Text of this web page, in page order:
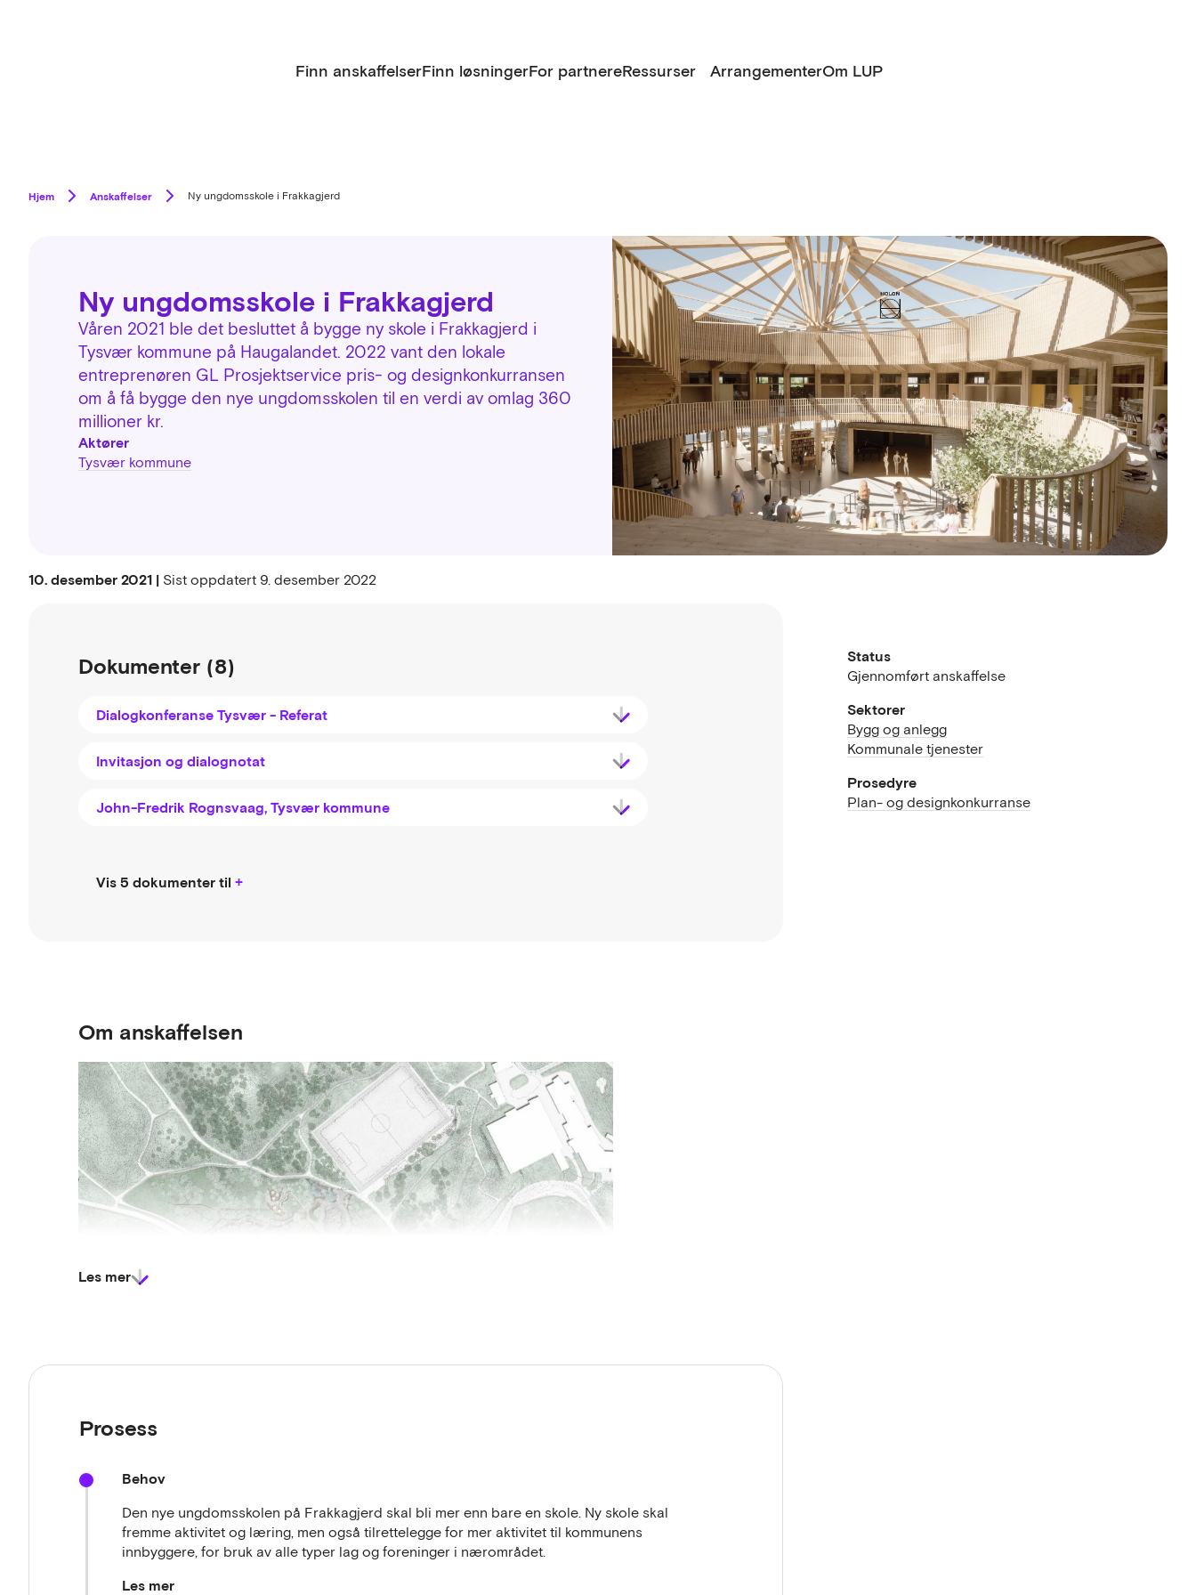
Finn anskaffelserFinn løsningerFor partnereRessurser ArrangementerOm LUP
Hjem Anskaffelser Ny ungdomsskole i Frakkagjerd
Ny ungdomsskole i Frakkagjerd
Våren 2021 ble det besluttet å bygge ny skole i Frakkagjerd i
Tysvær kommune på Haugalandet. 2022 vant den lokale
entreprenøren GL Prosjektservice pris- og designkonkurransen
om å få bygge den nye ungdomsskolen til en verdi av omlag 360
millioner kr.
Aktører
Tysvær kommune
10. desember 2021 | Sist oppdatert 9. desember 2022
Status
Gjennomført anskaffelse
Sektorer
Bygg og anlegg
Kommunale tjenester
Prosedyre
Plan- og designkonkurranse
Dokumenter (8)
Dialogkonferanse Tysvær - Referat
Invitasjon og dialognotat
John-Fredrik Rognsvaag, Tysvær kommune
Vis 5 dokumenter til
Om anskaffelsen
I Tysvær kommuines økonomiplan 2022-2025 er det avsatt 360 millioner til bygging av
ny skole i Frakkagjerd.
Anskaffelsen gjennomføres som en innovativ, offentlig anskaffelse der det legges opp til
dialog og samspill med leverandører og fagmiljø i forkant av konkurransen.
Les mer
Prosess
Behov
Den nye ungdomsskolen på Frakkagjerd skal bli mer enn bare en skole. Ny skole skal
fremme aktivitet og læring, men også tilrettelegge for mer aktivitet til kommunens
innbyggere, for bruk av alle typer lag og foreninger i nærområdet.
Les mer